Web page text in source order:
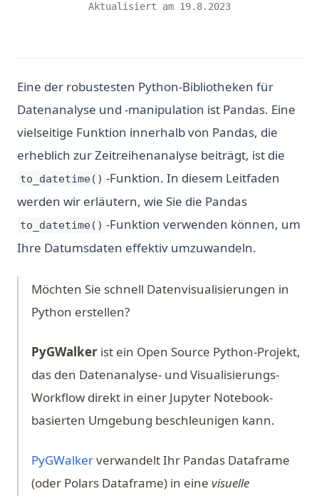
Aktualisiert am 19.8.2023
Eine der robustesten Python-Bibliotheken für
Datenanalyse und -manipulation ist Pandas. Eine
vielseitige Funktion innerhalb von Pandas, die
erheblich zur Zeitreihenanalyse beiträgt, ist die
to_datetime() -Funktion. In diesem Leitfaden
werden wir erläutern, wie Sie die Pandas
to_datetime() -Funktion verwenden können, um
Ihre Datumsdaten effektiv umzuwandeln.
Möchten Sie schnell Datenvisualisierungen in
Python erstellen?
PyGWalkerist ein Open Source Python-Projekt,
das den Datenanalyse- und Visualisierungs-
Workflow direkt in einer Jupyter Notebook-
basierten Umgebung beschleunigen kann.
PyGWalker(opens in a new tab)
verwandelt Ihr Pandas Dataframe
(oder Polars Dataframe) in eine visuelle